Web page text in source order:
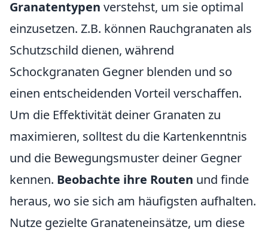
Granatentypen verstehst, um sie optimal
einzusetzen. Z.B. können Rauchgranaten als
Schutzschild dienen, während
Schockgranaten Gegner blenden und so
einen entscheidenden Vorteil verschaffen.
Um die Effektivität deiner Granaten zu
maximieren, solltest du die Kartenkenntnis
und die Bewegungsmuster deiner Gegner
kennen. Beobachte ihre Routen und finde
heraus, wo sie sich am häufigsten aufhalten.
Nutze gezielte Granateneinsätze, um diese